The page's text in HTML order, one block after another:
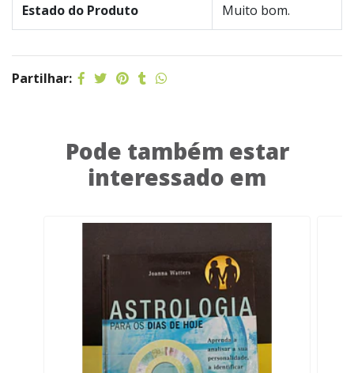
Estado do Produto Muito bom.
Partilhar:
Pode também estar
interessado em